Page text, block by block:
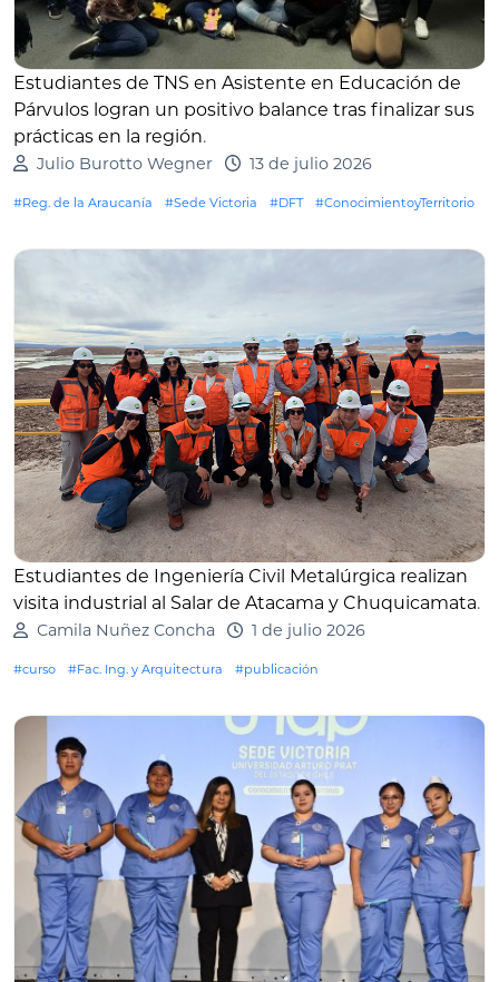
Estudiantes de TNS en Asistente en Educación de
Párvulos logran un positivo balance tras finalizar sus
prácticas en la región.
Julio Burotto Wegner 13 de julio 2026
#Reg. de la Araucanía #Sede Victoria #DFT #ConocimientoyTerritorio
Estudiantes de Ingeniería Civil Metalúrgica realizan
visita industrial al Salar de Atacama y Chuquicamata.
Camila Nuñez Concha 1 de julio 2026
#curso #Fac. Ing. y Arquitectura #publicación